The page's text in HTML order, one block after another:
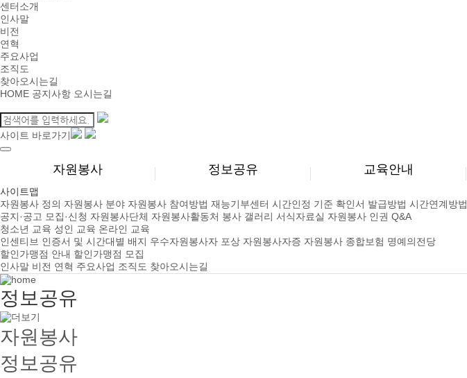
센터소개
인사말
비전
연혁
주요사업
조직도
찾아오시는길
HOME 공지사항 오시는길
사이트 바로가기
자원봉사 정보공유 교육안내
사이트맵
자원봉사 정의 자원봉사 분야 자원봉사 참여방법 재능기부센터 시간인정 기준 확인서 발급방법 시간연계방법
공지·공고 모집·신청 자원봉사단체 자원봉사활동처 봉사 갤러리 서식자료실 자원봉사 인권 Q&A
청소년 교육 성인 교육 온라인 교육
인센티브 인증서 및 시간대별 배지 우수자원봉사자 포상 자원봉사자증 자원봉사 종합보험 명예의전당
할인가맹점 안내 할인가맹점 모집
인사말 비전 연혁 주요사업 조직도 찾아오시는길
정보공유
자원봉사
정보공유